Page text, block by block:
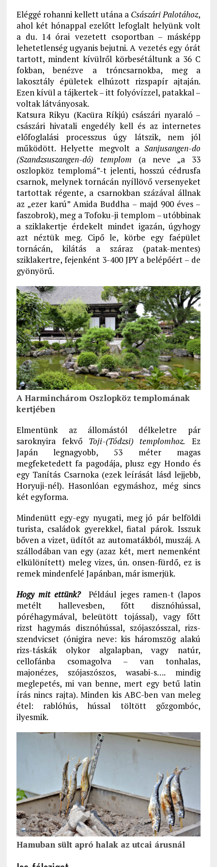
Eléggé rohanni kellett utána a Császári Palotához,
ahol két hónappal ezelőtt lefoglalt helyünk volt
a du. 14 órai vezetett csoportban – másképp
lehetetlenség ugyanis bejutni. A vezetés egy órát
tartott, mindent kívülről körbesétáltunk a 36 C
fokban, benézve a tróncsarnokba, meg a
lakosztály épületek elhúzott rizspapír ajtaján.
Ezen kívül a tájkertek – itt folyóvízzel, patakkal –
voltak látványosak.
Katsura Rikyu (Kacüra Ríkjú) császári nyaraló –
császári hivatali engedély kell és az internetes
előfoglalási processzus úgy látszik, nem jól
működött. Helyette megvolt aSanjusangen-do
(Szandzsuszangen-dó) templom (a neve „a 33
oszlopköz templomá”-t jelenti, hosszú cédrusfa
csarnok, melynek tornácán nyíllövő versenyeket
tartottak régente, a csarnokban százával állnak
az „ezer karú” Amida Buddha – majd 900 éves –
faszobrok), meg a Tofoku-ji templom – utóbbinak
a sziklakertje érdekelt mindet igazán, úgyhogy
azt néztük meg. Cipő le, körbe egy faépület
tornácán, kilátás a száraz (patak-mentes)
sziklakertre, fejenként 3-400 JPY a belépőért – de
gyönyörű.
A Harminchárom Oszlopköz templomának
kertjében
Elmentünk az állomástól délkeletre pár
saroknyira fekvő Toji-(Tódzsi) templomhoz.
Ez
Japán legnagyobb, 53 méter magas
megfeketedett fa pagodája, plusz egy Hondo és
egy Tanítás Csarnoka (ezek leírását lásd lejjebb,
Horyuji-nél). Hasonlóan egymáshoz, még sincs
két egyforma.
Mindenütt egy-egy nyugati, meg jó pár belföldi
turista, családok gyerekkel, fiatal párok. Isszuk
bőven a vizet, üdítőt az automatákból, muszáj. A
szállodában van egy (azaz két, mert nemenként
elkülönített) meleg vizes, ún. onsen-fürdő, ez is
remek mindenfelé Japánban, már ismerjük.
Hogy mit ettünk?
Például jeges ramen-t (lapos
metélt hallevesben, főtt disznóhússal,
póréhagymával, beleütött tojással), vagy főtt
rizst hagymás disznóhússal, szójaszósszal, rizs-
szendvicset (ónigira neve: kis háromszög alakú
rizs-táskák olykor algalapban, vagy natúr,
cellofánba csomagolva – van tonhalas,
majonézes, szójaszószos, wasabi-s…. mindig
meglepetés, mi van benne, mert egy betű latin
írás nincs rajta). Minden kis ABC-ben van meleg
étel: rablóhús, hússal töltött gőzgombóc,
ilyesmik.
Hamuban sült apró halak az utcai árusnál